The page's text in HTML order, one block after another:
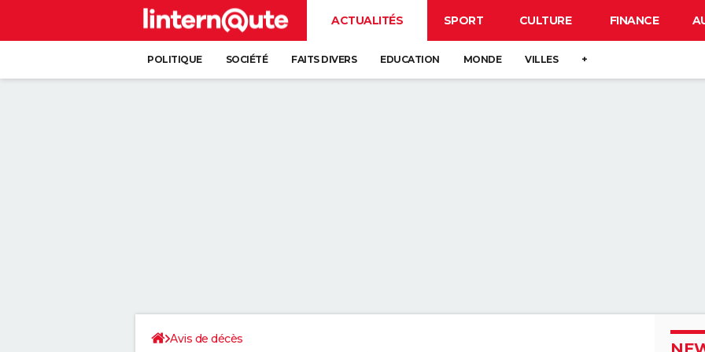
ACTUALITÉS SPORT CULTURE FINANCE
POLITIQUE SOCIÉTÉ FAITS DIVERS EDUCATION MONDE VILLES +
Avis de décès